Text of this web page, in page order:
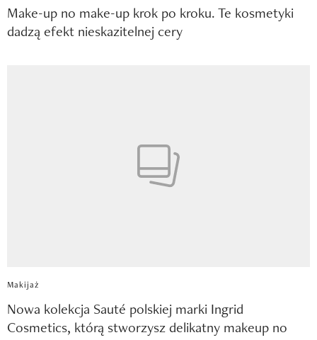
Make-up no make-up krok po kroku. Te kosmetyki
dadzą efekt nieskazitelnej cery
Makijaż
Nowa kolekcja Sauté polskiej marki Ingrid
Cosmetics, którą stworzysz delikatny makeup no